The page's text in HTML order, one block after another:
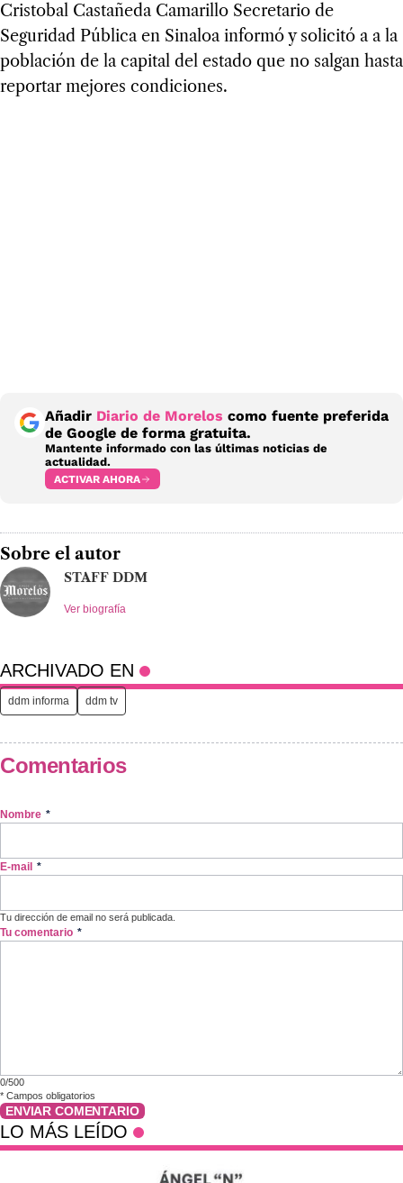
Cristobal Castañeda Camarillo Secretario de
Seguridad Pública en Sinaloa informó y solicitó a a la
población de la capital del estado que no salgan hasta
reportar mejores condiciones.
Añadir Diario de Morelos como fuente preferida
de Google de forma gratuita.
Mantente informado con las últimas noticias de
actualidad.
ACTIVAR AHORA
Sobre el autor
STAFF DDM
Ver biografía
ARCHIVADO EN
ddm informa ddm tv
Comentarios
Nombre *
E-mail *
Tu dirección de email no será publicada.
Tu comentario *
0/500
* Campos obligatorios
ENVIAR COMENTARIO
LO MÁS LEÍDO